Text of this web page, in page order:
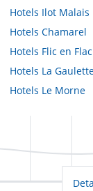
Hotels Ilot Malais
Hotels Chamarel
Hotels Flic en Flac
Hotels La
Hotels Le Morne